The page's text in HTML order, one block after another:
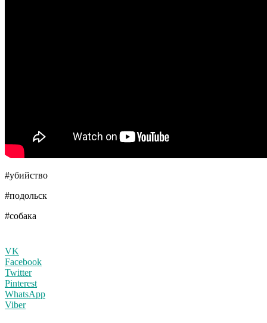
#убийство
#подольск
#собака
VK
Facebook
Twitter
Pinterest
WhatsApp
Viber